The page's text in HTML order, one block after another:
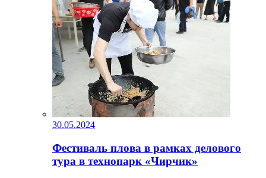
30.05.2024
Фестиваль плова в рамках делового
тура в технопарк «Чирчик»